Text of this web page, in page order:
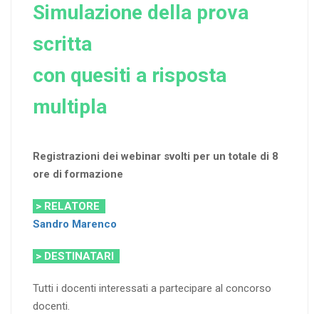
Simulazione della prova
scritta
con quesiti a risposta
multipla
Registrazioni dei webinar svolti per un totale di 8
ore di formazione
> RELATORE
Sandro Marenco
> DESTINATARI
Tutti i docenti interessati a partecipare al concorso
docenti.